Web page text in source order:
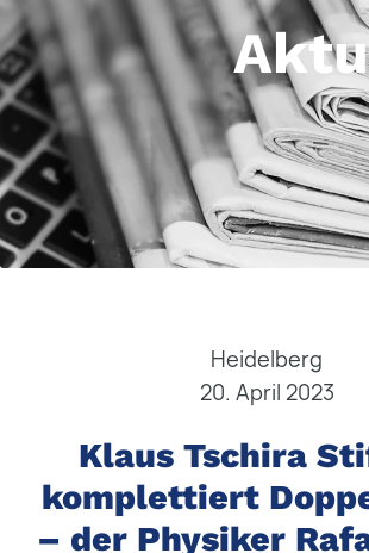
Heidelberg
20. April 2023
Klaus Tschira
komplettiert
– der Physiker